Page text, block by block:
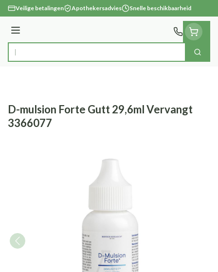
Ga naar de inhoud
Veilige betalingen Apothekersadvies Snelle beschikbaarheid
Menu
Product, merk, categorie... Zoek
D-mulsion Forte Gutt 29,6ml Vervangt
3366077